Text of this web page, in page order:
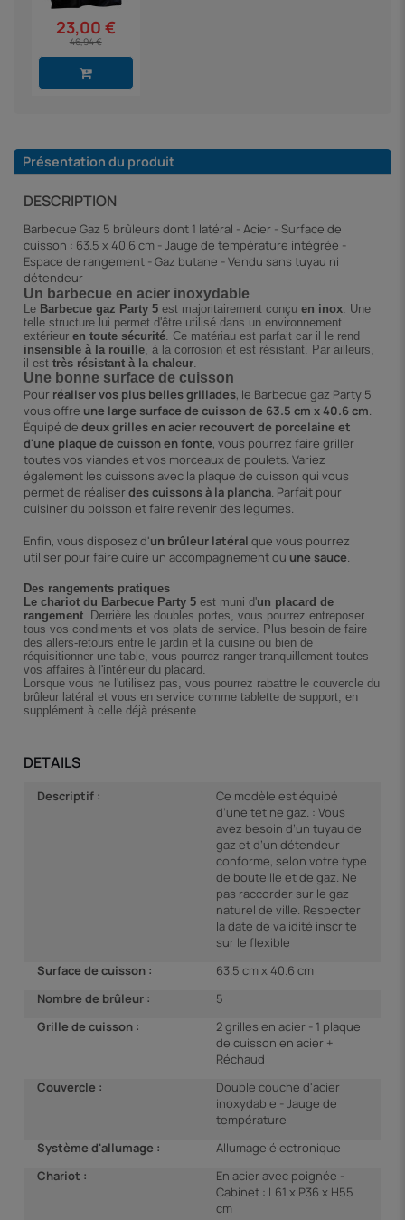
23,00 €
46,94 €
Présentation du produit
DESCRIPTION
Barbecue Gaz 5 brûleurs dont 1 latéral - Acier - Surface de
cuisson : 63.5 x 40.6 cm - Jauge de température intégrée -
Espace de rangement - Gaz butane - Vendu sans tuyau ni
détendeur
Un barbecue en acier inoxydable
Le Barbecue gaz Party 5 est majoritairement conçu en inox . Une
telle structure lui permet d'être utilisé dans un environnement
extérieur en toute sécurité . Ce matériau est parfait car il le rend
insensible à la rouille , à la corrosion et est résistant. Par ailleurs,
il est très résistant à la chaleur
Une bonne surface de cuisson
Pour réaliser vos plus belles grillades, le Barbecue gaz Party 5
vous offre une large surface de cuisson de 63.5 cm x 40.6 cm.
Équipé de deux grilles en acier recouvert de porcelaine et
d'une plaque de cuisson en fonte, vous pourrez faire griller
toutes vos viandes et vos morceaux de poulets. Variez
également les cuissons avec la plaque de cuisson qui vous
permet de réaliserdes cuissons à la plancha. Parfait pour
cuisiner du poisson et faire revenir des légumes.
Enfin, vous disposez d'un brûleur latéral que vous pourrez
utiliser pour faire cuire un accompagnement ou une sauce.
Des rangements pratiques
Le chariot du Barbecue Party 5 est muni d'un placard de
rangement . Derrière les doubles portes, vous pourrez entreposer
tous vos condiments et vos plats de service. Plus besoin de faire
des allers-retours entre le jardin et la cuisine ou bien de
réquisitionner une table, vous pourrez ranger tranquillement toutes
vos affaires à l'intérieur du placard.
Lorsque vous ne l'utilisez pas, vous pourrez rabattre le couvercle du
brûleur latéral et vous en service comme tablette de support, en
supplément à celle déjà présente.
DETAILS
Descriptif :
Ce modèle est équipé
d’une tétine gaz. : Vous
avez besoin d’un tuyau de
gaz et d’un détendeur
conforme, selon votre type
de bouteille et de gaz. Ne
pas raccorder sur le gaz
naturel de ville. Respecter
la date de validité inscrite
sur le flexible
Surface de cuisson :
63.5 cm x 40.6 cm
Nombre de brûleur :
5
Grille de cuisson :
2 grilles en acier - 1 plaque
de cuisson en acier +
Réchaud
Couvercle :
Double couche d'acier
inoxydable - Jauge de
température
Système d'allumage :
Allumage électronique
Chariot :
En acier avec poignée -
Cabinet : L61 x P36 x H55
cm